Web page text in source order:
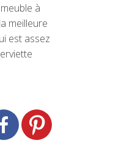
à
meilleure
est assez